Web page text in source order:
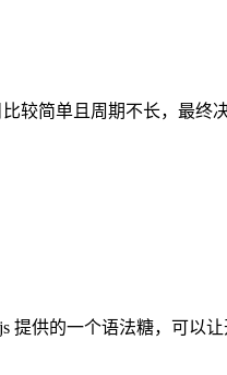
简单且周期不长，最
提供的一个语法糖，可